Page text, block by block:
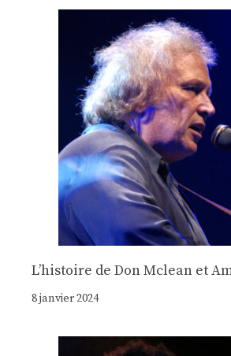
Lʼhistoire de Don Mclean et
8 janvier 2024